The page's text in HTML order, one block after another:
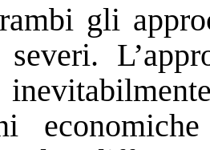
gli
severi.